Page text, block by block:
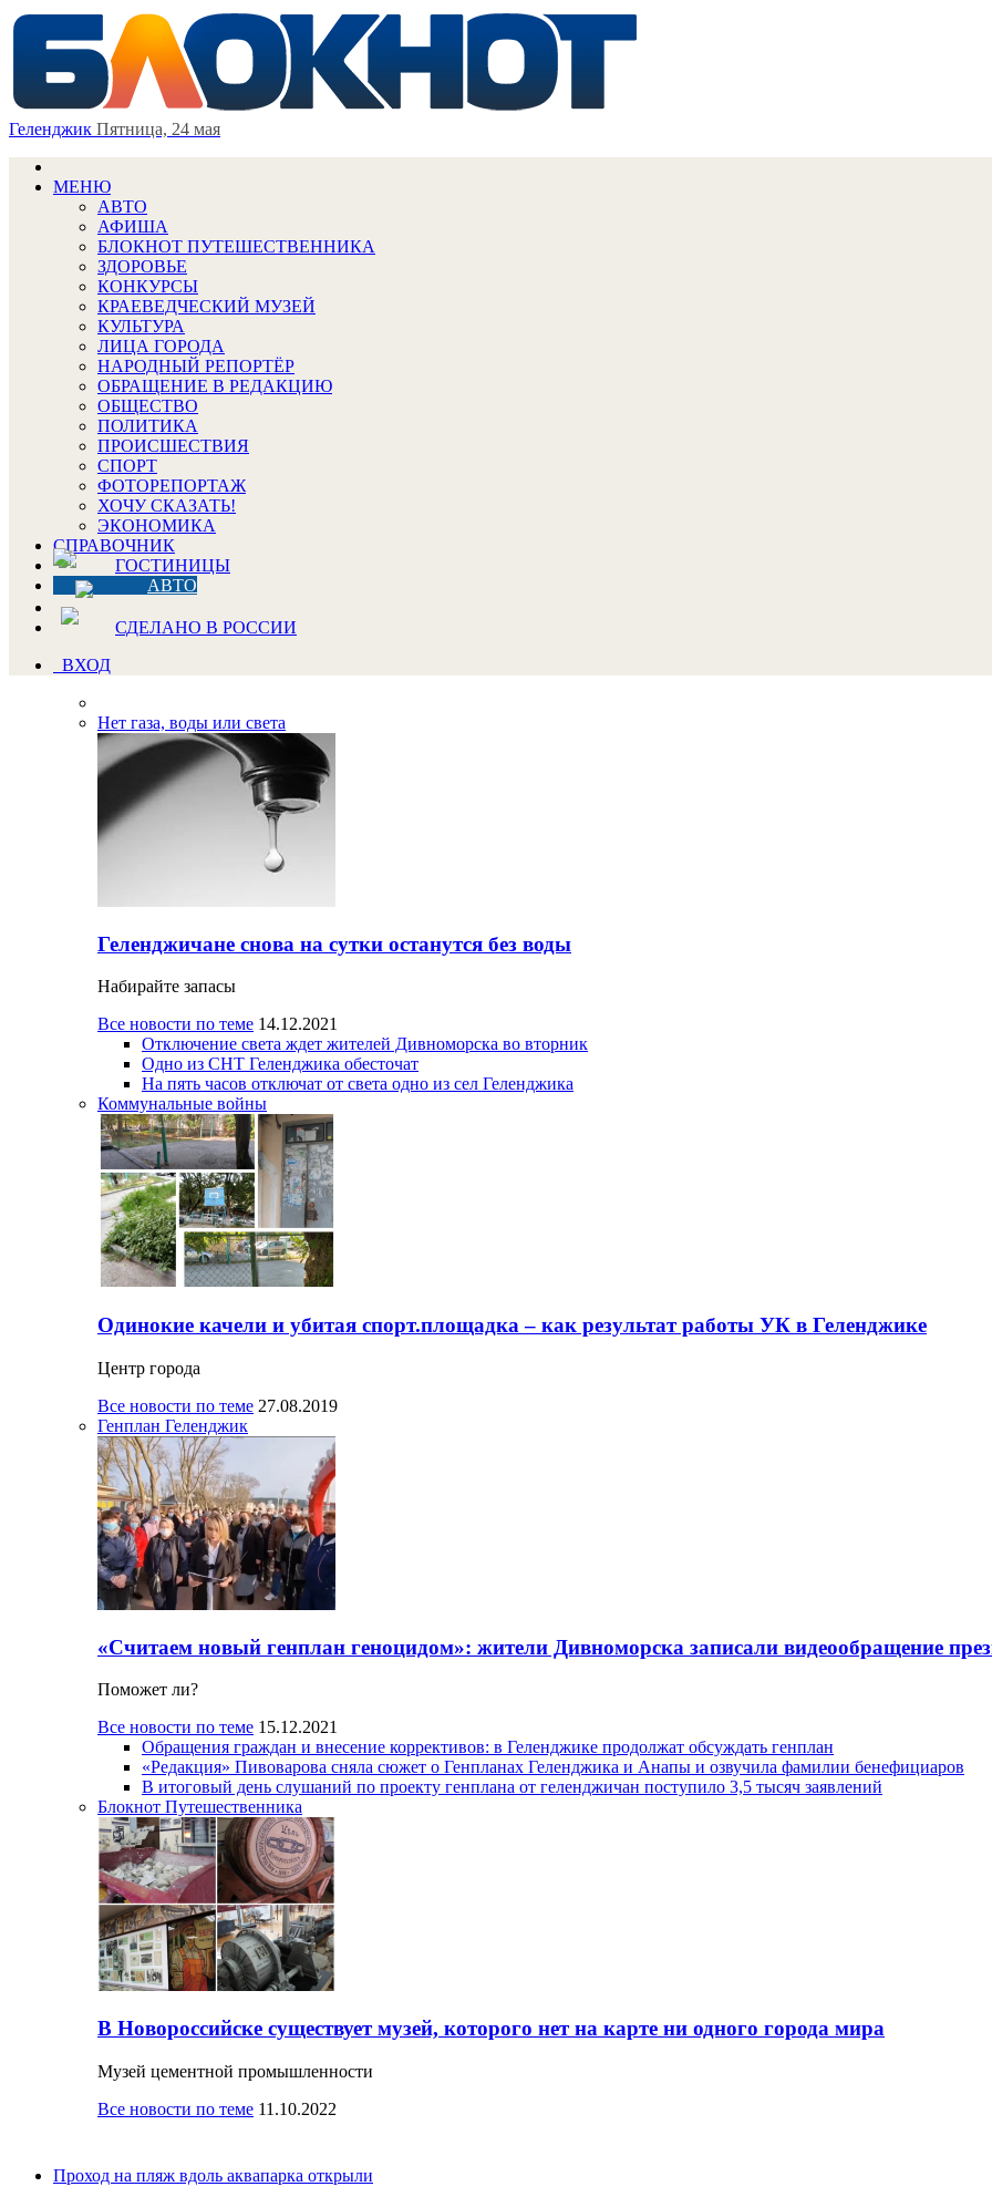
Геленджик Пятница, 24 мая
МЕНЮ
АВТО
АФИША
БЛОКНОТ ПУТЕШЕСТВЕННИКА
ЗДОРОВЬЕ
КОНКУРСЫ
КРАЕВЕДЧЕСКИЙ МУЗЕЙ
КУЛЬТУРА
ЛИЦА ГОРОДА
НАРОДНЫЙ РЕПОРТЁР
ОБРАЩЕНИЕ В РЕДАКЦИЮ
ОБЩЕСТВО
ПОЛИТИКА
ПРОИСШЕСТВИЯ
СПОРТ
ФОТОРЕПОРТАЖ
ХОЧУ СКАЗАТЬ!
ЭКОНОМИКА
СПРАВОЧНИК
ГОСТИНИЦЫ
АВТО
СДЕЛАНО В РОССИИ
ВХОД
Нет газа, воды или света
Геленджичане снова на сутки останутся без воды
Набирайте запасы
Все новости по теме 14.12.2021
Отключение света ждет жителей Дивноморска во вторник
Одно из СНТ Геленджика обесточат
На пять часов отключат от света одно из сел Геленджика
Коммунальные войны
Одинокие качели и убитая спорт.площадка – как результат работы УК в Геленджике
Центр города
Все новости по теме 27.08.2019
Генплан Геленджик
«Считаем новый генплан геноцидом»: жители Дивноморска записали видеообращение
Поможет ли?
Все новости по теме 15.12.2021
Обращения граждан и внесение коррективов: в Геленджике продолжат обсуждать генплан
«Редакция» Пивоварова сняла сюжет о Генпланах Геленджика и Анапы и озвучила фамилии бенефициаров
В итоговый день слушаний по проекту генплана от геленджичан поступило 3,5 тысяч заявлений
Блокнот Путешественника
В Новороссийске существует музей, которого нет на карте ни одного города мира
Музей цементной промышленности
Все новости по теме 11.10.2022
Проход на пляж вдоль аквапарка открыли